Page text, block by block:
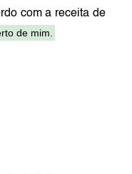
com a receita de
de mim.